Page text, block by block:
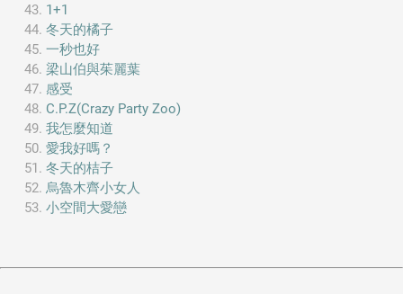
1+1
冬天的橘子
一秒也好
梁山伯與茱麗葉
感受
C.P.Z(Crazy Party Zoo)
我怎麼知道
愛我好嗎？
冬天的桔子
烏魯木齊小女人
小空間大愛戀